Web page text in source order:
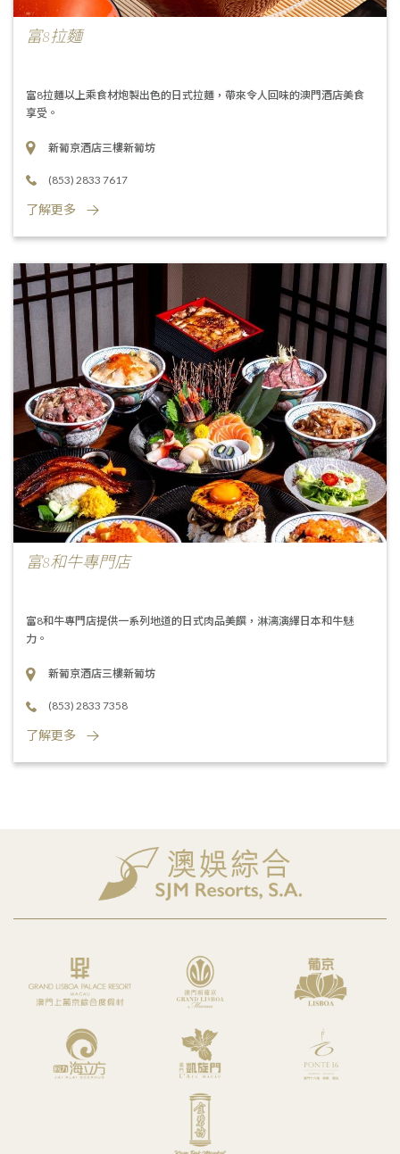
富8拉麵
富8拉麵以上乘食材炮製出色的日式拉麵，帶來令人回味的澳門酒店美食
享受。
新葡京酒店三樓新葡坊
(853) 2833 7617
了解更多
富8和牛專門店
富8和牛專門店提供一系列地道的日式肉品美饌，淋漓演繹日本和牛魅
力。
新葡京酒店三樓新葡坊
(853) 2833 7358
了解更多